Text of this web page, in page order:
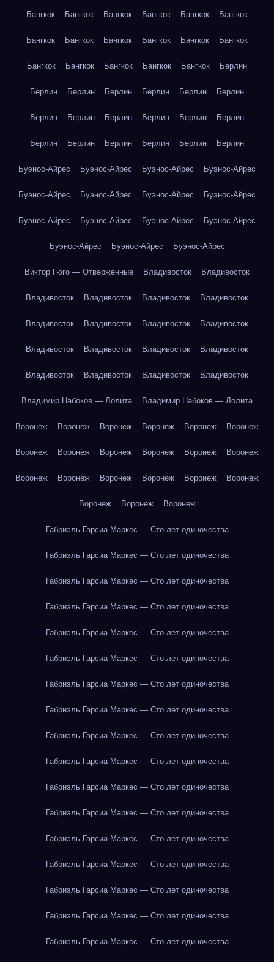
Бангкок Бангкок Бангкок Бангкок Бангкок Бангкок
Бангкок Бангкок Бангкок Бангкок Бангкок Бангкок
Бангкок Бангкок Бангкок Бангкок Бангкок Берлин
Берлин Берлин Берлин Берлин Берлин Берлин
Берлин Берлин Берлин Берлин Берлин Берлин
Берлин Берлин Берлин Берлин Берлин Берлин
Буэнос-Айрес Буэнос-Айрес Буэнос-Айрес Буэнос-Айрес
Буэнос-Айрес Буэнос-Айрес Буэнос-Айрес Буэнос-Айрес
Буэнос-Айрес Буэнос-Айрес Буэнос-Айрес Буэнос-Айрес
Буэнос-Айрес Буэнос-Айрес Буэнос-Айрес
Виктор Гюго — Отверженные Владивосток Владивосток
Владивосток Владивосток Владивосток Владивосток
Владивосток Владивосток Владивосток Владивосток
Владивосток Владивосток Владивосток Владивосток
Владивосток Владивосток Владивосток Владивосток
Владимир Набоков — Лолита Владимир Набоков — Лолита
Воронеж Воронеж Воронеж Воронеж Воронеж Воронеж
Воронеж Воронеж Воронеж Воронеж Воронеж Воронеж
Воронеж Воронеж Воронеж Воронеж Воронеж Воронеж
Воронеж Воронеж Воронеж
Габриэль Гарсиа Маркес — Сто лет одиночества
Габриэль Гарсиа Маркес — Сто лет одиночества
Габриэль Гарсиа Маркес — Сто лет одиночества
Габриэль Гарсиа Маркес — Сто лет одиночества
Габриэль Гарсиа Маркес — Сто лет одиночества
Габриэль Гарсиа Маркес — Сто лет одиночества
Габриэль Гарсиа Маркес — Сто лет одиночества
Габриэль Гарсиа Маркес — Сто лет одиночества
Габриэль Гарсиа Маркес — Сто лет одиночества
Габриэль Гарсиа Маркес — Сто лет одиночества
Габриэль Гарсиа Маркес — Сто лет одиночества
Габриэль Гарсиа Маркес — Сто лет одиночества
Габриэль Гарсиа Маркес — Сто лет одиночества
Габриэль Гарсиа Маркес — Сто лет одиночества
Габриэль Гарсиа Маркес — Сто лет одиночества
Габриэль Гарсиа Маркес — Сто лет одиночества
Габриэль Гарсиа Маркес — Сто лет одиночества